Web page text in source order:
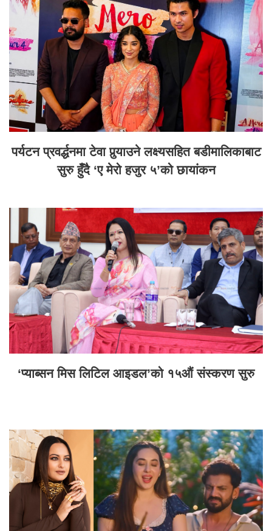
पर्यटन प्रवर्द्धनमा टेवा पुर्‍याउने लक्ष्यसहित बडीमालिकाबाट
सुरु हुँदै ‘ए मेरो हजुर ५’को छायांकन
‘प्याब्सन मिस लिटिल आइडल’को १५औं संस्करण सुरु